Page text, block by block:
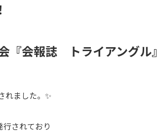
『会報誌 トライアングル』
れました。✨
されており